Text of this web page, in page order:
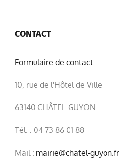
CONTACT
Formulaire de contact
10, rue de l'Hôtel de Ville
63140 CHÂTEL-GUYON
Tél. : 04 73 86 01 88
Mail : mairie@chatel-guyon.fr